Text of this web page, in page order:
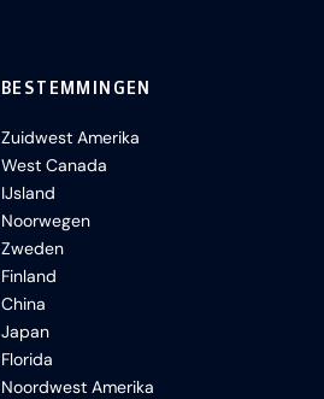
BESTEMMINGEN
Zuidwest Amerika
West Canada
IJsland
Noorwegen
Zweden
Finland
China
Japan
Florida
Noordwest Amerika